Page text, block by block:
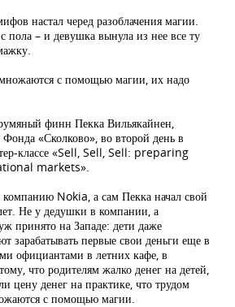
настал черед разоблачения магии.
пола – и девушка вынула из нее все ту
с помощью магии, их надо
финн Пекка Вильякайнен,
«Сколково», во второй день в
классе «Sell, Sell, Sell: preparing
markets».
Nokia, а сам Пекка начал свой
Не у дедушки в компании, а
принято на Западе: дети даже
зарабатывать первые свои деньги еще в
официантами в летних кафе, в
что родителям жалко денег на детей,
цену денег на практике, что трудом
с помощью магии.